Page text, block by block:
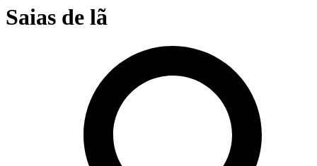
Saias de lã